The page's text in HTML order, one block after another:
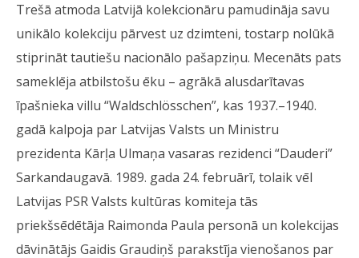
Trešā atmoda Latvijā kolekcionāru pamudināja savu
unikālo kolekciju pārvest uz dzimteni, tostarp nolūkā
stiprināt tautiešu nacionālo pašapziņu. Mecenāts pats
sameklēja atbilstošu ēku – agrākā alusdarītavas
īpašnieka villu “Waldschlösschen”, kas 1937.–1940.
gadā kalpoja par Latvijas Valsts un Ministru
prezidenta Kārļa Ulmaņa vasaras rezidenci “Dauderi”
Sarkandaugavā. 1989. gada 24. februārī, tolaik vēl
Latvijas PSR Valsts kultūras komiteja tās
priekšsēdētāja Raimonda Paula personā un kolekcijas
dāvinātājs Gaidis Graudiņš parakstīja vienošanos par